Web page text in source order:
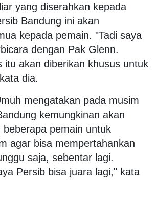
yang diserahkan kepada
Bandung ini akan
kepada pemain. "Tadi saya
dengan Pak Glenn.
itu akan diberikan khusus untuk
dia.
mengatakan pada musim
kemungkinan akan
beberapa pemain untuk
agar bisa mempertahankan
saja, sebentar lagi.
Persib bisa juara lagi," kata